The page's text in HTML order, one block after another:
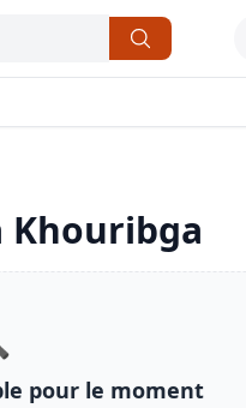
Khouribga
pour le moment